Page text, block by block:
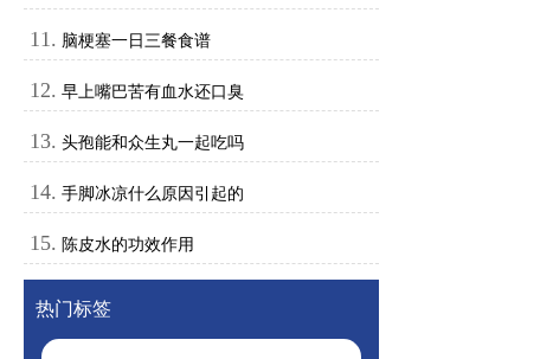
11. 脑梗塞一日三餐食谱
12. 早上嘴巴苦有血水还口臭
13. 头孢能和众生丸一起吃吗
14. 手脚冰凉什么原因引起的
15. 陈皮水的功效作用
热门标签